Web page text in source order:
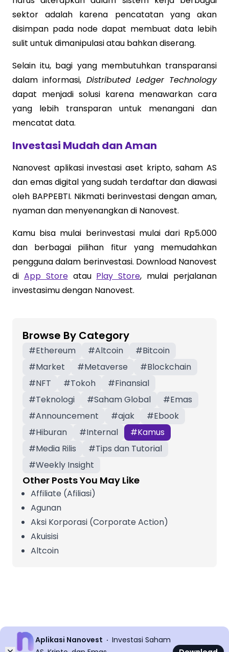
sektor adalah karena pencatatan yang akan
disimpan pada node dapat membuat data lebih
sulit untuk dimanipulasi atau bahkan diserang.
Selain itu, bagi yang membutuhkan transparansi
dalam informasi, Distributed Ledger Technology
dapat menjadi solusi karena menawarkan cara
yang lebih transparan untuk menangani dan
mencatat data.
Investasi Mudah dan Aman
Nanovest aplikasi investasi aset kripto, saham AS
dan emas digital yang sudah terdaftar dan diawasi
oleh BAPPEBTI. Nikmati berinvestasi dengan aman,
nyaman dan menyenangkan di Nanovest.
Kamu bisa mulai berinvestasi mulai dari Rp5.000
dan berbagai pilihan fitur yang memudahkan
pengguna dalam berinvestasi. Download Nanovest
di App Storeatau Play Store, mulai perjalanan
investasimu dengan Nanovest.
Browse By Category
#Ethereum #Altcoin #Bitcoin
#Market #Metaverse #Blockchain
#NFT #Tokoh #Finansial
#Teknologi #Saham Global #Emas
#Announcement #ajak #Ebook
#Hiburan #Internal #Kamus
#Media Rilis #Tips dan Tutorial
#Weekly Insight
Other Posts You May Like
Affiliate (Afiliasi)
Agunan
Aksi Korporasi (Corporate Action)
Akuisisi
Altcoin
Aplikasi Nanovest
Investasi Saham